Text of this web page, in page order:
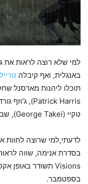
למי שלא רוצה לראות
באנגלית, ואף קיבלה
טקיי (George Takei), שבאופן משעשע למדי, שיחק ב-Star Trek.
לדעתי,למי שרוצה
Visions תשודר באופן אקסקלוסיבי
בספטמבר.